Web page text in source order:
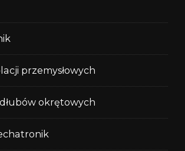
przemysłowych
okrętowych